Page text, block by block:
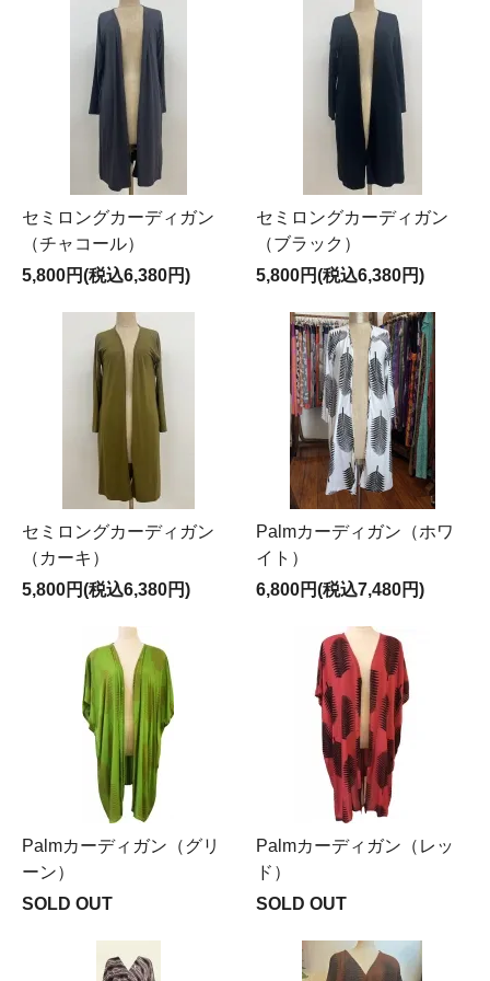
セミロングカーディガン
（チャコール）
5,800円(税込6,380円)
セミロングカーディガン
（ブラック）
5,800円(税込6,380円)
セミロングカーディガン
（カーキ）
5,800円(税込6,380円)
Palmカーディガン（ホワ
イト）
6,800円(税込7,480円)
Palmカーディガン（グリ
ーン）
SOLD OUT
Palmカーディガン（レッ
ド）
SOLD OUT